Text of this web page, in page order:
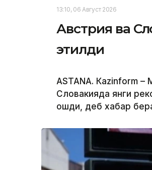
13:10, 06 Август 2026
Австрия ва
этилди
ASTANА. Кazinform –
Словакияда янги
ошди, деб хабар